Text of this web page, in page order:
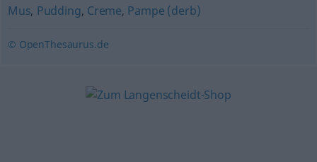
Mus, Pudding, Creme, Pampe (derb)
© OpenThesaurus.de